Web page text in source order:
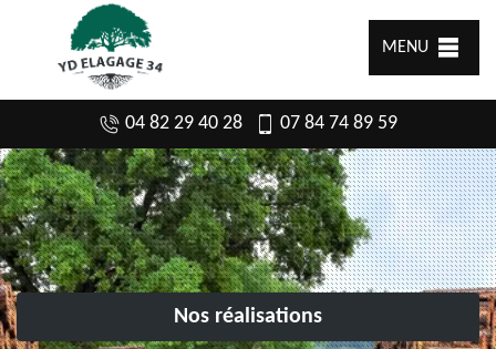
MENU
04 82 29 40 28 07 84 74 89 59
Nos réalisations